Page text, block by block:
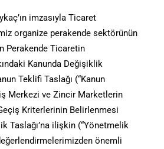
imzasıyla Ticaret
organize perakende sektörünün
Perakende Ticaretin
Kanunda Değişiklik
Teklifi Taslağı (“Kanun
Merkezi ve Zincir Marketlerin
Kriterlerinin Belirlenmesi
Taslağı’na ilişkin (“Yönetmelik
önemli